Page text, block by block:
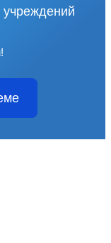
учреждений